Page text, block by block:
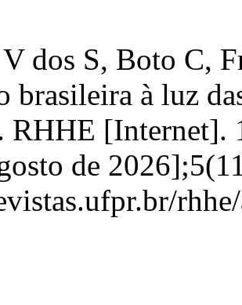
dos S, Boto C,
brasileira à luz
RHHE [Internet].
de